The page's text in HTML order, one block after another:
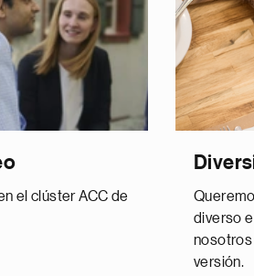
el clúster ACC de
diverso
nosotros
versión.